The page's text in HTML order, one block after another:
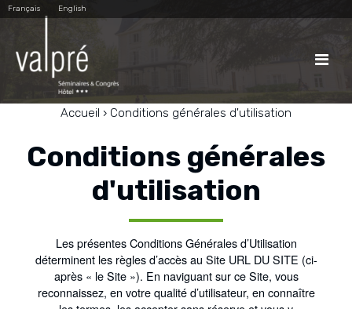
Aller
au
navigation
Outils
personnels
Français English

Accueil › Conditions générales d'utilisation
Conditions générales
d'utilisation
Les présentes Conditions Générales d’Utilisation
déterminent les règles d’accès au Site URL DU SITE (ci-
après « le Site »). En naviguant sur ce Site, vous
reconnaissez, en votre qualité d’utilisateur, en connaître